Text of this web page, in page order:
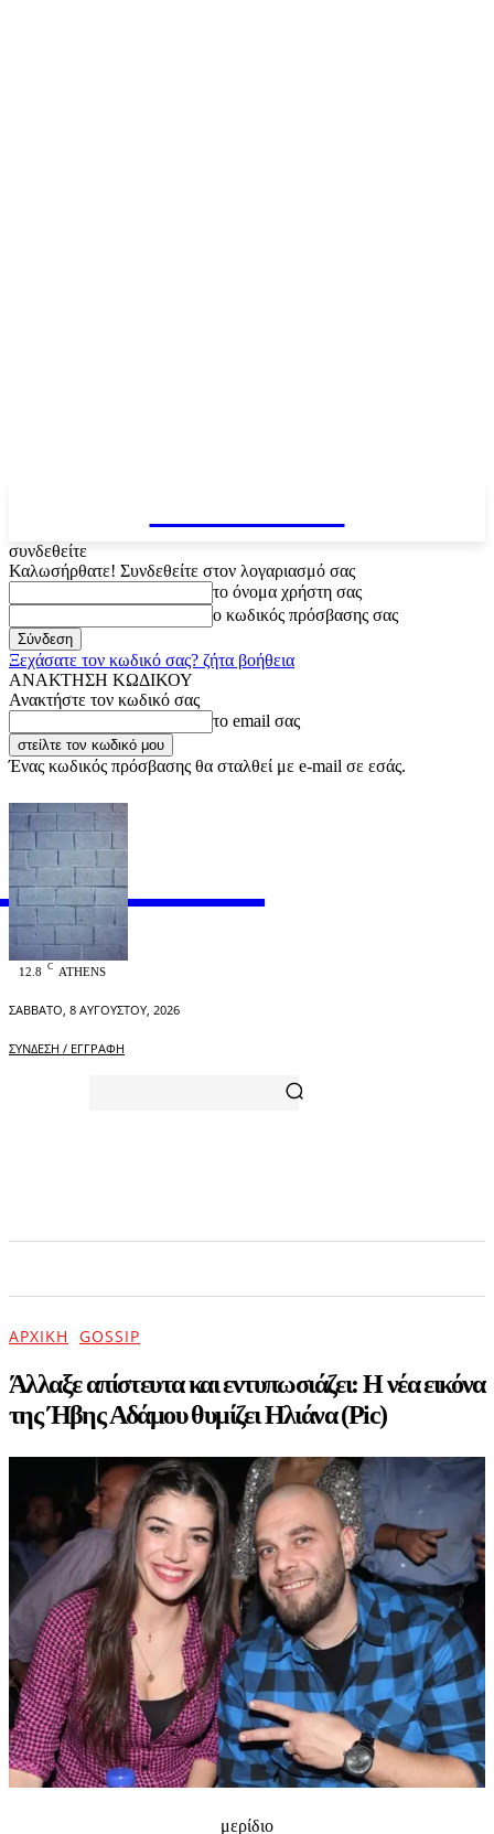
συνδεθείτε
Καλωσήρθατε! Συνδεθείτε στον λογαριασμό σας
το όνομα χρήστη σας
ο κωδικός πρόσβασης σας
Ξεχάσατε τον κωδικό σας? ζήτα βοήθεια
ΑΝΑΚΤΗΣΗ ΚΩΔΙΚΟΥ
Ανακτήστε τον κωδικό σας
το email σας
Ένας κωδικός πρόσβασης θα σταλθεί με e-mail σε εσάς.
OFFICIAL
12.8 C ATHENS
ΣΆΒΒΑΤΟ, 8 ΑΥΓΟΎΣΤΟΥ, 2026
ΣΎΝΔΕΣΗ / ΕΓΓΡΑΦΉ
ΑΡΧΙΚΉ GOSSIP
Άλλαξε απίστευτα και εντυπωσιάζει: H νέα εικόνα
της Ήβης Αδάμου θυμίζει Ηλιάνα (Pic)
μερίδιο